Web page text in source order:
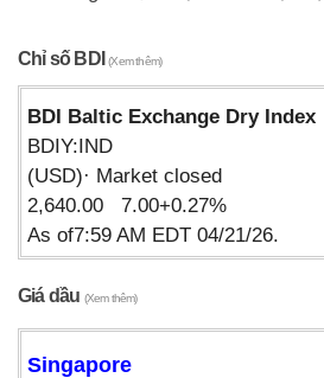
Chỉ số BDI(Xem thêm)
BDI Baltic Exchange Dry Index
BDIY:IND
(USD)· Market closed
2,640.00 7.00+0.27%
As of7:59 AM EDT 04/21/26.
Giá dầu (Xem thêm)
Singapore